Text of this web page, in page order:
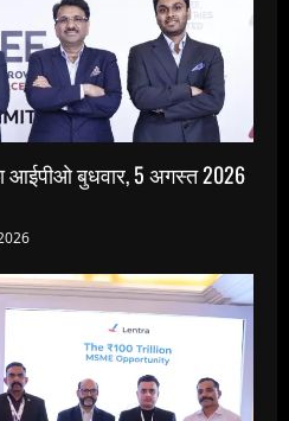
आईपीओ बुधवार, 5 अगस्त 2026